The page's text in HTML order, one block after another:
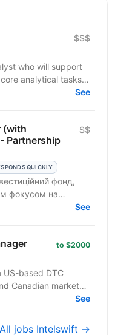
$$$
who will support
analytical tasks:
business...
See
(with
Partnership
QUICKLY
$$
фонд,
фокусом на
не лише фінанси, а
See
to $2000
US-based DTC
Canadian markets,
Italian brand
See
All jobs Intelswift →